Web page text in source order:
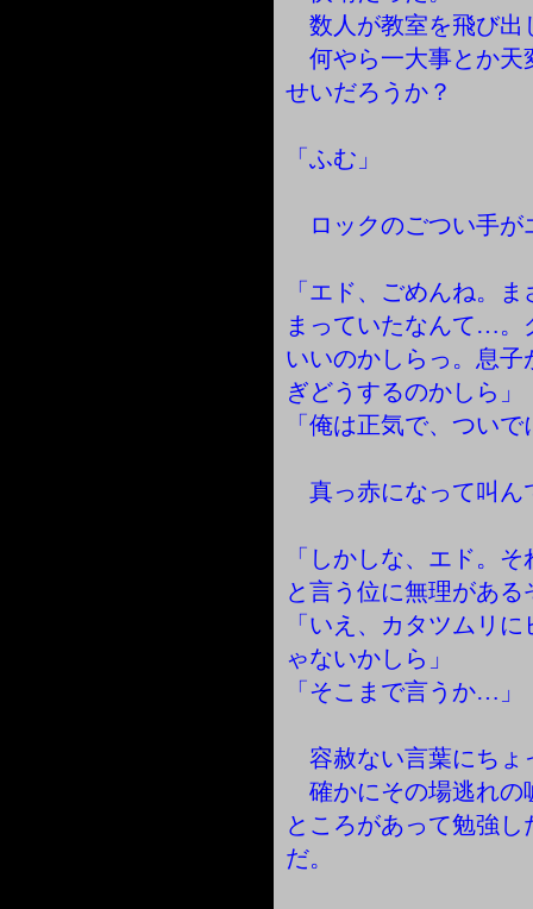
数人が教室を飛び出
何やら一大事とか天
せいだろうか？
「ふむ」
ロックのごつい手が
「エド、ごめんね。
まっていたなんて…。
いいのかしらっ。息
ぎどうするのかしら」
「俺は正気で、つい
真っ赤になって叫ん
「しかしな、エド。
と言う位に無理がある
「いえ、カタツムリ
ゃないかしら」
「そこまで言うか…」
容赦ない言葉にちょ
確かにその場逃れの
ところがあって勉強
だ。